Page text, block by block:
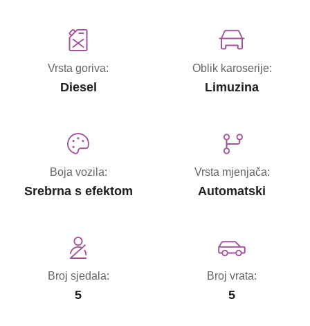
Vrsta goriva:
Diesel
Oblik karoserije:
Limuzina
Boja vozila:
Srebrna s efektom
Vrsta mjenjača:
Automatski
Broj sjedala:
5
Broj vrata:
5